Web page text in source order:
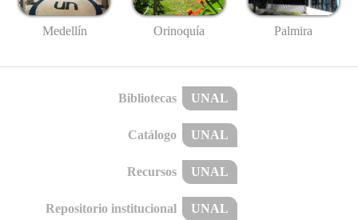
Medellín Orinoquía Palmira
Bibliotecas UNAL
Catálogo UNAL
Recursos UNAL
Repositorio institucional UNAL